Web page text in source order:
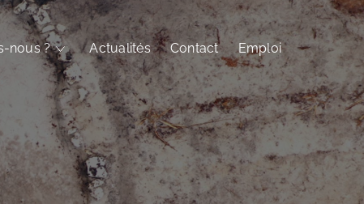
nous ? Actualités Contact Emploi